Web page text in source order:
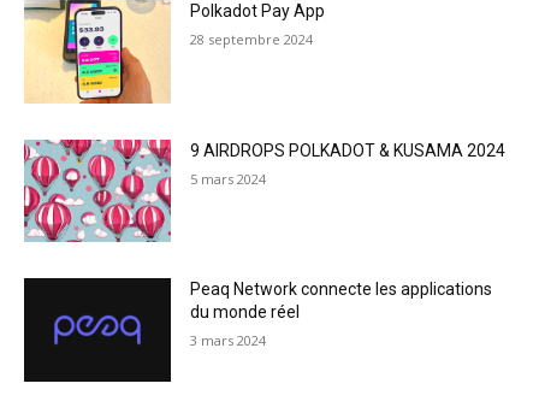
Polkadot Pay App
28 septembre 2024
9 AIRDROPS POLKADOT & KUSAMA 2024
5 mars 2024
Peaq Network connecte les applications
du monde réel
3 mars 2024